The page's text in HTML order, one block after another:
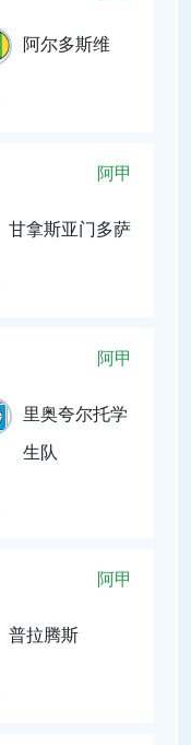
阿尔多斯维
阿甲
甘拿斯亚门多萨
阿甲
里奥夸尔托学
生队
阿甲
普拉腾斯